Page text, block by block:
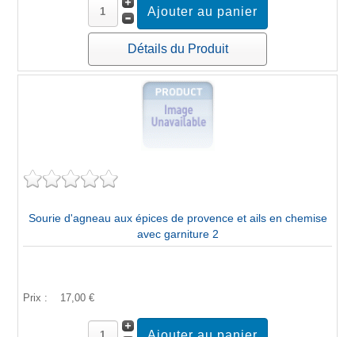
Détails du Produit
Sourie d'agneau aux épices de provence et ails en chemise
avec garniture 2
Prix : 17,00 €